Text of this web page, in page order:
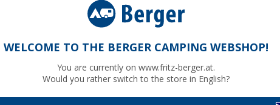
WELCOME TO THE BERGER CAMPING WEBSHOP!
You are currently on www.fritz-berger.at.
Would you rather switch to the store in English?